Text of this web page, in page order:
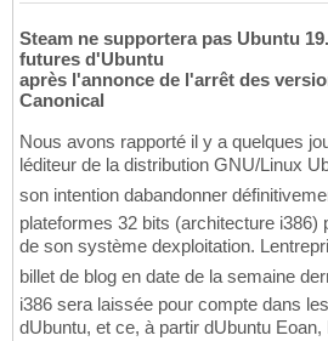
Steam ne supportera pas Ubuntu
futures d'Ubuntu
après l'annonce de l'arrêt des
Canonical
Nous avons rapporté il y a quelques
léditeur de la distribution GNU/Linux
son intention dabandonner
plateformes 32 bits (architecture i386)
de son système dexploitation.
billet de blog en date de la semaine
i386 sera laissée pour compte dans
dUbuntu, et ce, à partir dUbuntu